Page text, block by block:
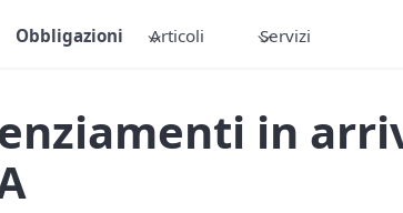
Obbligazioni Articoli Servizi
in